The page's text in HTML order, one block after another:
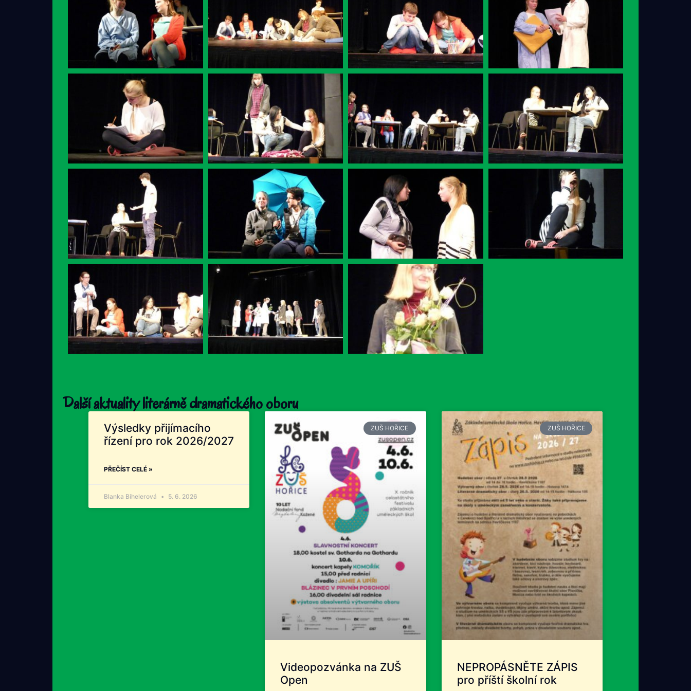
Další aktuality literárně dramatického oboru
Výsledky přijímacího
řízení pro rok 2026/2027
PŘEČÍST CELÉ »
Blanka Bihelerová 5. 6. 2026
ZUŠ HOŘICE
Videopozvánka na ZUŠ
Open
ZUŠ HOŘICE
NEPROPÁSNĚTE ZÁPIS
pro příští školní rok